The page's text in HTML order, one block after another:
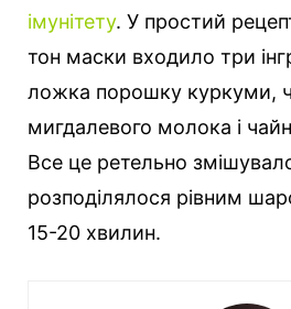
імунітету. У простий
тон маски входило три
ложка порошку куркуми,
мигдалевого молока і
Все це ретельно
розподілялося рівним
15-20 хвилин.